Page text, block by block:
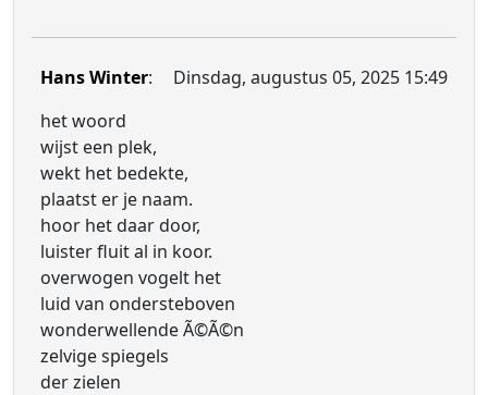
Hans Winter:
Dinsdag, augustus 05, 2025 15:49
het woord
wijst een plek,
wekt het bedekte,
plaatst er je naam.
hoor het daar door,
luister fluit al in koor.
overwogen vogelt het
luid van ondersteboven
wonderwellende Ã©Ã©n
zelvige spiegels
der zielen